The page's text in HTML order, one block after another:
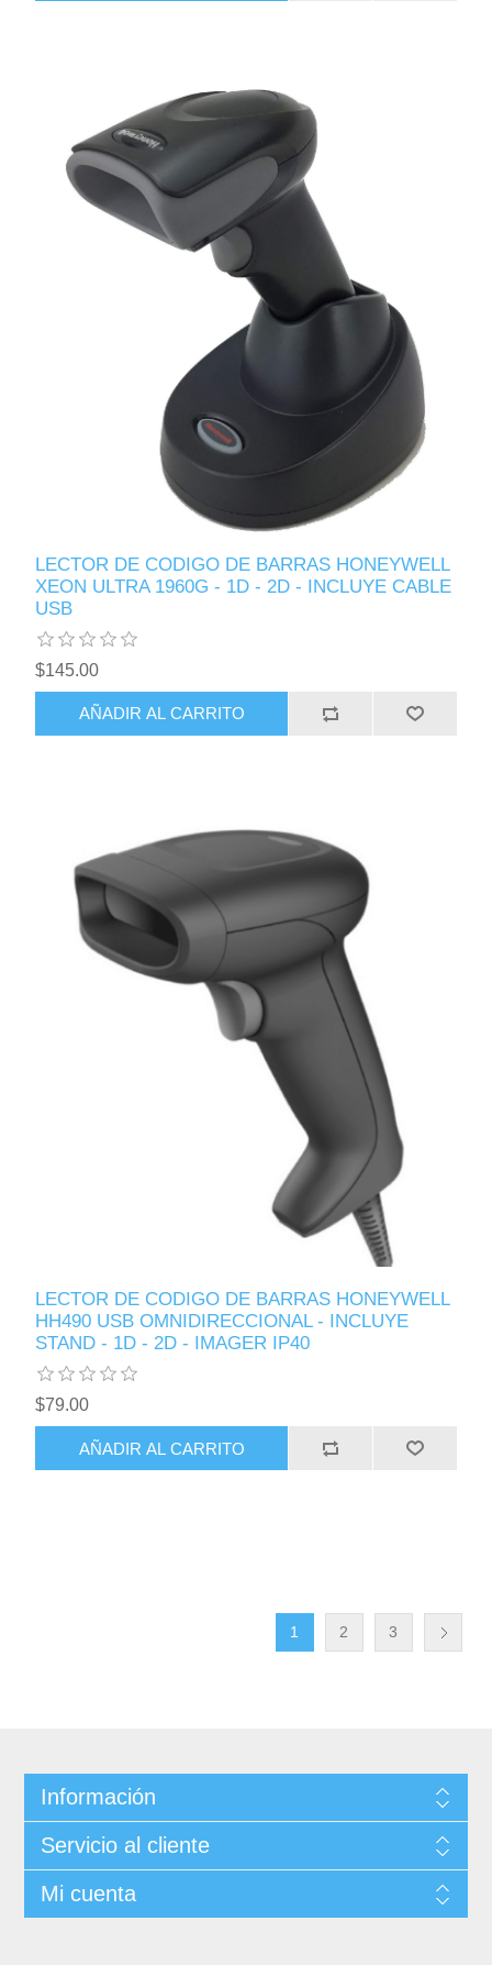
LECTOR DE CODIGO DE BARRAS HONEYWELL
XEON ULTRA 1960G - 1D - 2D - INCLUYE CABLE
USB
$145.00
AÑADIR AL CARRITO
LECTOR DE CODIGO DE BARRAS HONEYWELL
HH490 USB OMNIDIRECCIONAL - INCLUYE
STAND - 1D - 2D - IMAGER IP40
$79.00
AÑADIR AL CARRITO
1 2 3
Información
Servicio al cliente
Mi cuenta